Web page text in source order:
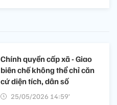
Chính quyền cấp xã - Giao
biên chế không thể chỉ căn
cứ diện tích, dân số
25/05/2026 14:59’